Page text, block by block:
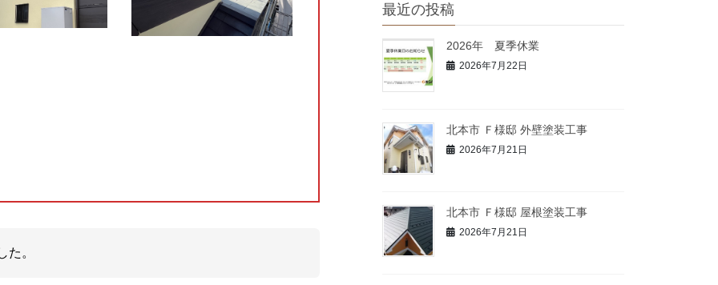
た。
最近の投稿
2026年 夏季休業
2026年7月22日
北本市 Ｆ様邸 外壁塗装工事
2026年7月21日
北本市 Ｆ様邸 屋根塗装工事
2026年7月21日